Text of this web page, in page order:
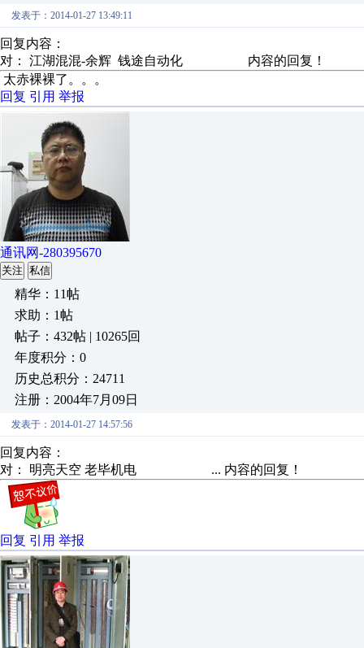
发表于：2014-01-27 13:49:11
回复内容：
对： 江湖混混-余辉 钱途自动化 内容的回复！
太赤裸裸了。。。
回复 引用 举报
通讯网-280395670
关注 私信
精华：11帖
求助：1帖
帖子：432帖 | 10265回
年度积分：0
历史总积分：24711
注册：2004年7月09日
发表于：2014-01-27 14:57:56
回复内容：
对： 明亮天空 老毕机电 ... 内容的回复！
回复 引用 举报